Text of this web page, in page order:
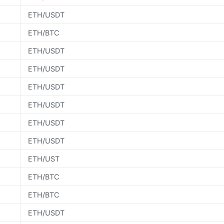
ETH/USDT
ETH/BTC
ETH/USDT
ETH/USDT
ETH/USDT
ETH/USDT
ETH/USDT
ETH/USDT
ETH/UST
ETH/BTC
ETH/BTC
ETH/USDT